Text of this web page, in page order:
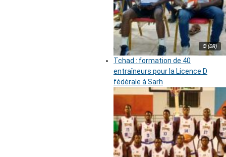
© (DR)
Tchad : formation de 40
entraîneurs pour la Licence D
fédérale à Sarh